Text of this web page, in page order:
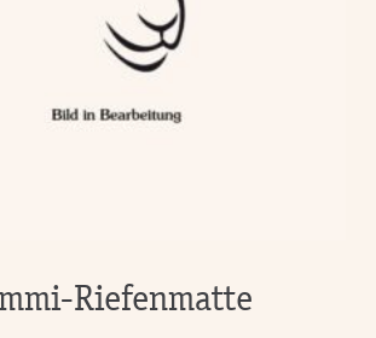
Riefenmatte